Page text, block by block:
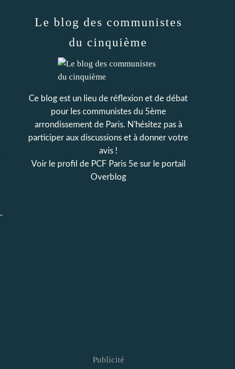
Le blog des communistes
du cinquième
Ce blog est un lieu de réflexion et de débat
pour les communistes du 5ème
arrondissement de Paris. N'hésitez pas à
participer aux discussions et à donner votre
avis !
Voir le profil de PCF Paris 5esur le portail
Overblog
Publicité